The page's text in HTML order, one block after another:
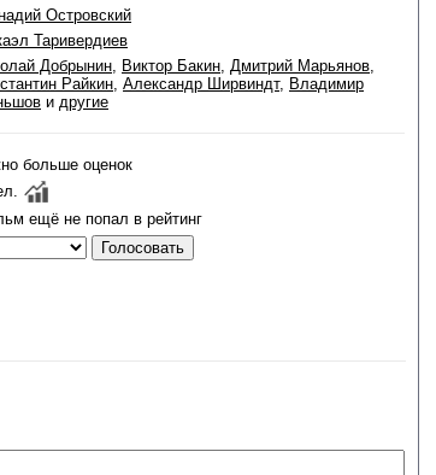
Островский
Таривердиев
Добрынин, Виктор Бакин, Дмитрий Марьянов,
Райкин, Александр Ширвиндт, Владимир
и другие
больше оценок
ещё не попал в рейтинг